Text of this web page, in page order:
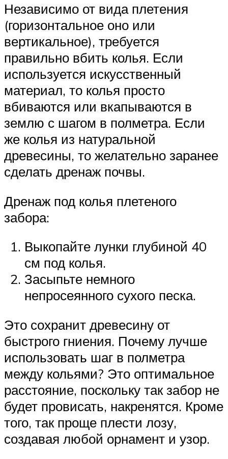
Независимо от вида плетения
(горизонтальное оно или
вертикальное), требуется
правильно вбить колья. Если
используется искусственный
материал, то колья просто
вбиваются или вкапываются в
землю с шагом в полметра. Если
же колья из натуральной
древесины, то желательно заранее
сделать дренаж почвы.
Дренаж под колья плетеного
забора:
Выкопайте лунки глубиной 40
см под колья.
Засыпьте немного
непросеянного сухого песка.
Это сохранит древесину от
быстрого гниения. Почему лучше
использовать шаг в полметра
между кольями? Это оптимальное
расстояние, поскольку так забор не
будет провисать, накренятся. Кроме
того, так проще плести лозу,
создавая любой орнамент и узор.